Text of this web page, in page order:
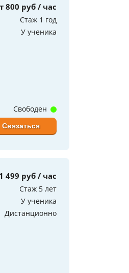
800 руб / час
Стаж 1 год
У ученика
Свободен
Связаться
499 руб / час
Стаж 5 лет
У ученика
Дистанционно